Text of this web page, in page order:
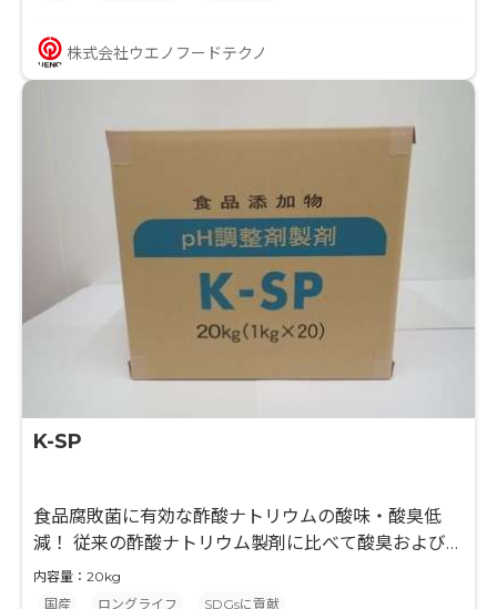
■味への影響も少ないため、さまざまな緑色ボイル野
菜にご使用いただけます。
株式会社ウエノフードテクノ
K-SP
食品腐敗菌に有効な酢酸ナトリウムの酸味・酸臭低
減！ 従来の酢酸ナトリウム製剤に比べて酸臭および酸
味を低減しており、食品の風味に影響を与えることな
くpHを調整できま
内容量：20kg
国産
ロングライフ SDGsに貢献